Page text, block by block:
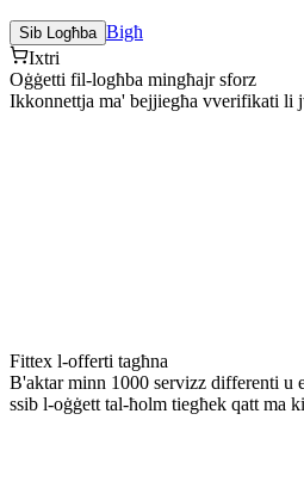
Sib Logħba Bigħ
Ixtri
Oġġetti fil-logħba mingħajr sforz
Ikkonnettja ma' bejjiegħa vverifikati li
Fittex l-offerti tagħna
B'aktar minn 1000 servizz differenti u
ssib l-oġġett tal-ħolm tiegħek qatt ma